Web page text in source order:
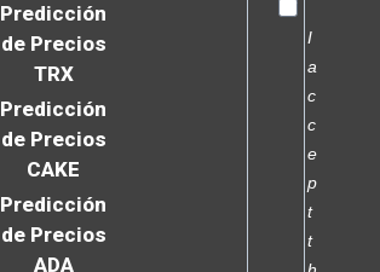
Predicción
de Precios
TRX
Predicción
de Precios
CAKE
Predicción
de Precios
ADA
I
a
c
c
e
p
t
t